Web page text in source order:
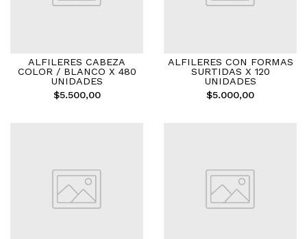
ALFILERES CABEZA
COLOR / BLANCO X 480
UNIDADES
$5.500,00
ALFILERES CON FORMAS
SURTIDAS X 120
UNIDADES
$5.000,00